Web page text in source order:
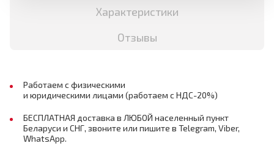
Характеристики
Отзывы
Работаем с физическими
и юридическими лицами (работаем с НДС-20%)
БЕСПЛАТНАЯ доставка в ЛЮБОЙ населенный пункт
Беларуси и СНГ, звоните или пишите в Telegram, Viber,
WhatsApp.